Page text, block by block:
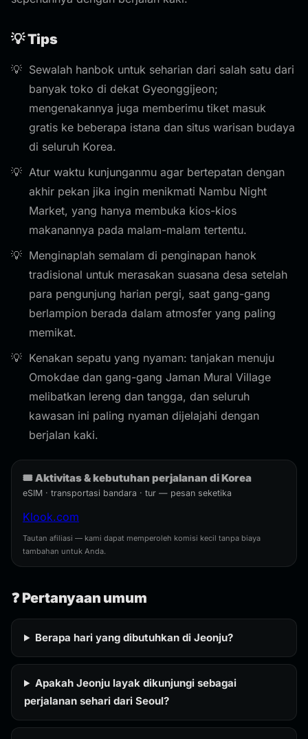
💡 Tips
Sewalah hanbok untuk seharian dari salah satu dari
banyak toko di dekat Gyeonggijeon;
mengenakannya juga memberimu tiket masuk
gratis ke beberapa istana dan situs warisan budaya
di seluruh Korea.
Atur waktu kunjunganmu agar bertepatan dengan
akhir pekan jika ingin menikmati Nambu Night
Market, yang hanya membuka kios-kios
makanannya pada malam-malam tertentu.
Menginaplah semalam di penginapan hanok
tradisional untuk merasakan suasana desa setelah
para pengunjung harian pergi, saat gang-gang
berlampion berada dalam atmosfer yang paling
memikat.
Kenakan sepatu yang nyaman: tanjakan menuju
Omokdae dan gang-gang Jaman Mural Village
melibatkan lereng dan tangga, dan seluruh
kawasan ini paling nyaman dijelajahi dengan
berjalan kaki.
🎟️ Aktivitas & kebutuhan perjalanan di Korea
eSIM · transportasi bandara · tur — pesan seketika
Klook.com
Tautan afiliasi — kami dapat memperoleh komisi kecil tanpa biaya
tambahan untuk Anda.
❓ Pertanyaan umum
Berapa hari yang dibutuhkan di Jeonju?
Apakah Jeonju layak dikunjungi sebagai
perjalanan sehari dari Seoul?